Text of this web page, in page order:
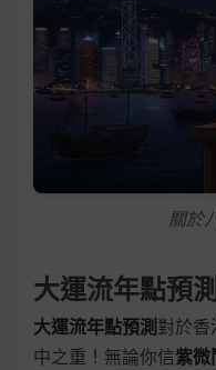
關於
大運流年點預測
大運流年點預測 對於香
中之重！無論你信紫微